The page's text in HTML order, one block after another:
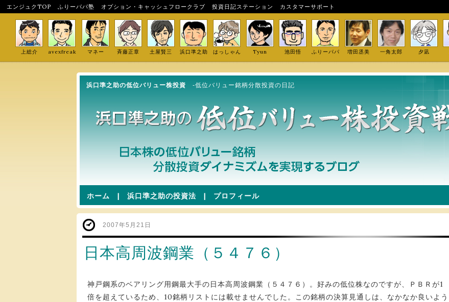
エンジュクTOP ふりーパパ塾 オプション・キャッシュフロークラブ 投資日記ステーション カスタマーサポート
上総介 avexfreak マネー 斉藤正章 土屋賢三 浜口準之助 はっしゃん Tyun 池田悟 ふりーパパ 増田丞美 一角太郎 夕凪
浜口準之助の低位バリュー株投資 -低位バリュー銘柄分散投資の日記
ホーム | 浜口準之助の投資法 | プロフィール
2007年5月21日
日本高周波鋼業（５４７６）
神戸鋼系のベアリング用鋼最大手の日本高周波鋼業（５４７６）。好みの低位株なのですが、ＰＢＲが1
倍を超えているため、10銘柄リストには載せませんでした。この銘柄の決算見通しは、なかなか良いよう